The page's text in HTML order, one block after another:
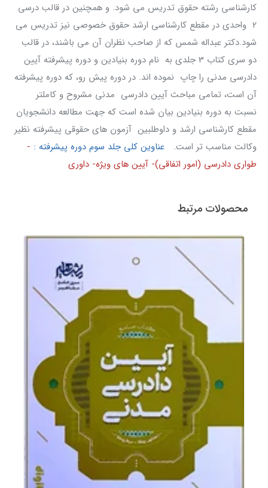
کارشناسی رشته حقوق تدریس می شود. و همچنین در قالب درسی
2 واحدی در مقطع کارشناسی ارشد حقوق خصوصی نیز تدریس می
شود.دکتر عبداله شمس که از صاحب نظران آن می باشند، در قالب
دو سری کتاب 3 جلدی به نام دوره بنیادین و دوره پیشرفته آیین
دادرسی مدنی را چاپ نموده اند. در دوره پیش رو، که دوره پیشرفته
آن است، تمامی مباحث آیین دادرسی مدنی مشروح و کاملتر
نسبت به دوره بنیادین بیان شده است که جهت مطالعه دانشجویان
مقطع کارشناسی ارشد و داوطلبین آزمون های حقوقی پیشرفته نظیر
وکالت مناسب تر است. عناوین کلی جلد سوم دوره پیشرفته : -
طواری دادرسی (امور اتفاقی)- آیین های ویژه- داوری
محصولات مرتبط